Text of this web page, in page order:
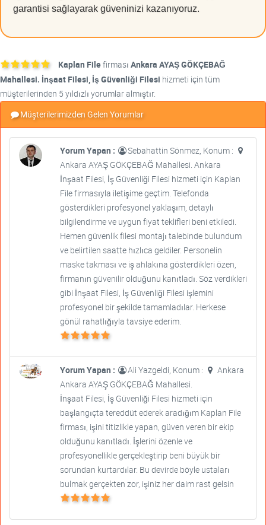
garantisi sağlayarak güveninizi kazanıyoruz.
Kaplan Filefirması Ankara AYAŞ GÖKÇEBAĞ
Mahallesi. İnşaat Filesi, İş Güvenliği Filesi hizmeti için tüm
müşterilerinden 5 yıldızlı yorumlar almıştır.
Müşterilerimizden Gelen Yorumlar
Yorum Yapan :
Sebahattin Sönmez, Konum :
Ankara AYAŞ GÖKÇEBAĞ Mahallesi. Ankara
İnşaat Filesi, İş Güvenliği Filesi hizmeti için Kaplan
File firmasıyla iletişime geçtim. Telefonda
gösterdikleri profesyonel yaklaşım, detaylı
bilgilendirme ve uygun fiyat teklifleri beni etkiledi.
Hemen güvenlik filesi montajı talebinde bulundum
ve belirtilen saatte hızlıca geldiler. Personelin
maske takması ve iş ahlakına gösterdikleri özen,
firmanın güvenilir olduğunu kanıtladı. Söz verdikleri
gibi İnşaat Filesi, İş Güvenliği Filesi işlemini
profesyonel bir şekilde tamamladılar. Herkese
gönül rahatlığıyla tavsiye ederim.
Yorum Yapan : Ali Yazgeldi, Konum :
Ankara
Ankara AYAŞ GÖKÇEBAĞ Mahallesi.
İnşaat Filesi, İş Güvenliği Filesi hizmeti için
başlangıçta tereddüt ederek aradığım Kaplan File
firması, işini titizlikle yapan, güven veren bir ekip
olduğunu kanıtladı. İşlerini özenle ve
profesyonellikle gerçekleştirip beni büyük bir
sorundan kurtardılar. Bu devirde böyle ustaları
bulmak gerçekten zor, işiniz her daim rast gelsin